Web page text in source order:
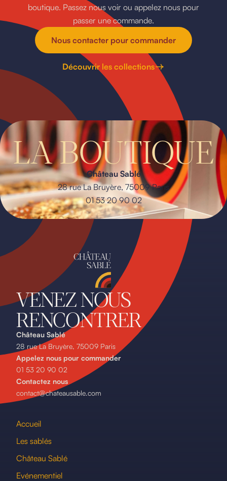
boutique. Passez nous voir ou appelez nous pour
passer une commande.
Nous contacter pour commander
Découvrir les collections
LA BOUTIQUE
Château Sablé
28 rue La Bruyère, 75009 Paris
01 53 20 90 02
VENEZ NOUS
RENCONTRER
Château Sablé
28 rue La Bruyère, 75009 Paris
Appelez nous pour commander
01 53 20 90 02
Contactez nous
contact@chateausable.com
Accueil
Les sablés
Château Sablé
Evénementiel